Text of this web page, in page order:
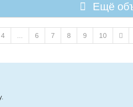
Ещё
4 6 7 8 9 10